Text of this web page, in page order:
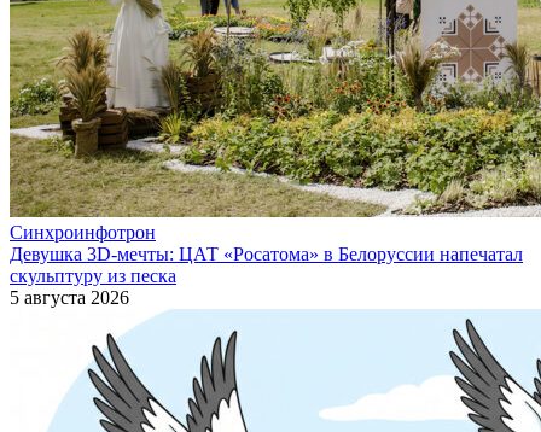
Синхроинфотрон
Девушка 3D-мечты: ЦАТ «Росатома» в Белоруссии напечатал
скульптуру из песка
5 августа 2026